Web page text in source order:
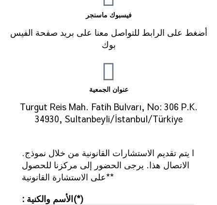
فيسبوك ماسنجر
أضغط على الرابط للتواصل معنا على بريد صفحة الفيس
بوك
عنوان الجمعية
Turgut Reis Mah. Fatih Bulvarı, No: 306 P.K.
34930, Sultanbeyli/İstanbul/Türkiye
.ا يتم تقديم الاستشارات القانونية من خلال نموذج
الاتصال هذا. يرجى الحضور إلى مركزنا للحصول
على الاستشارة القانونية**
: الأسم والكنية(*)